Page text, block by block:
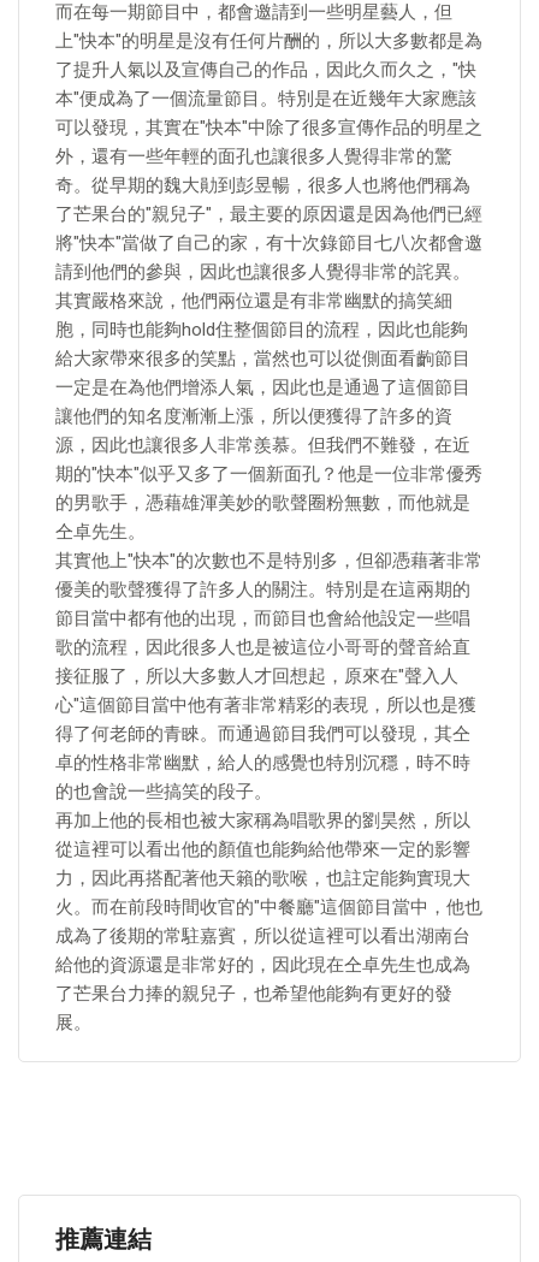
而在每一期節目中，都會邀請到一些明星藝人，但
上"快本"的明星是沒有任何片酬的，所以大多數都是為
了提升人氣以及宣傳自己的作品，因此久而久之，"快
本"便成為了一個流量節目。特別是在近幾年大家應該
可以發現，其實在"快本"中除了很多宣傳作品的明星之
外，還有一些年輕的面孔也讓很多人覺得非常的驚
奇。從早期的魏大勛到彭昱暢，很多人也將他們稱為
了芒果台的"親兒子"，最主要的原因還是因為他們已經
將"快本"當做了自己的家，有十次錄節目七八次都會邀
請到他們的參與，因此也讓很多人覺得非常的詫異。
其實嚴格來說，他們兩位還是有非常幽默的搞笑細
胞，同時也能夠hold住整個節目的流程，因此也能夠
給大家帶來很多的笑點，當然也可以從側面看齣節目
一定是在為他們增添人氣，因此也是通過了這個節目
讓他們的知名度漸漸上漲，所以便獲得了許多的資
源，因此也讓很多人非常羨慕。但我們不難發，在近
期的"快本"似乎又多了一個新面孔？他是一位非常優秀
的男歌手，憑藉雄渾美妙的歌聲圈粉無數，而他就是
仝卓先生。
其實他上"快本"的次數也不是特別多，但卻憑藉著非常
優美的歌聲獲得了許多人的關注。特別是在這兩期的
節目當中都有他的出現，而節目也會給他設定一些唱
歌的流程，因此很多人也是被這位小哥哥的聲音給直
接征服了，所以大多數人才回想起，原來在"聲入人
心"這個節目當中他有著非常精彩的表現，所以也是獲
得了何老師的青睞。而通過節目我們可以發現，其仝
卓的性格非常幽默，給人的感覺也特別沉穩，時不時
的也會說一些搞笑的段子。
再加上他的長相也被大家稱為唱歌界的劉昊然，所以
從這裡可以看出他的顏值也能夠給他帶來一定的影響
力，因此再搭配著他天籟的歌喉，也註定能夠實現大
火。而在前段時間收官的"中餐廳"這個節目當中，他也
成為了後期的常駐嘉賓，所以從這裡可以看出湖南台
給他的資源還是非常好的，因此現在仝卓先生也成為
了芒果台力捧的親兒子，也希望他能夠有更好的發
展。
推薦連結